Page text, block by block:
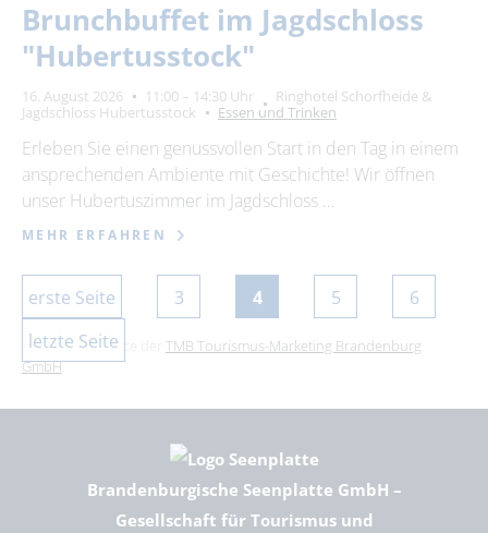
Brunchbuffet im Jagdschloss
"Hubertusstock"
16. August 2026 11:00 – 14:30 Uhr
Ringhotel Schorfheide &
Jagdschloss Hubertusstock
Essen und Trinken
Erleben Sie einen genussvollen Start in den Tag in einem
ansprechenden Ambiente mit Geschichte! Wir öffnen
unser Hubertuszimmer im Jagdschloss …
MEHR ERFAHREN
erste Seite 3 4 5
6
letzte Seite
Dies ist ein Service der TMB Tourismus-Marketing Brandenburg
GmbH.
Brandenburgische Seenplatte GmbH –
Gesellschaft für Tourismus und